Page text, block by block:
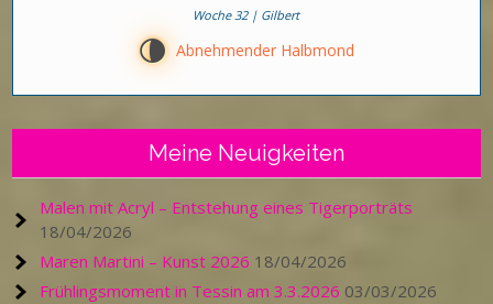
Woche 32 | Gilbert
U Abnehmender Halbmond
Meine Neuigkeiten
Malen mit Acryl – Entstehung eines Tigerporträts
18/04/2026
Maren Martini – Kunst 2026 18/04/2026
Frühlingsmoment in Tessin am 3.3.2026 03/03/2026